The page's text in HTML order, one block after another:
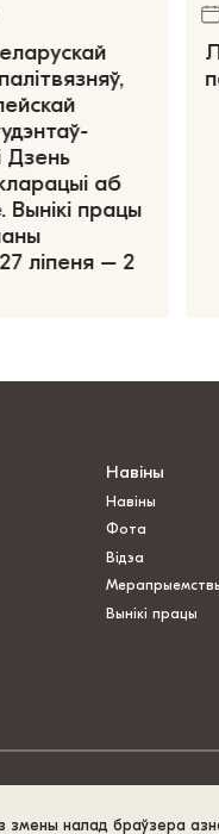
змены налад браўзера
Дзень
аб
Вынікі працы
ліпеня – 2
Навіны
Навіны
Фота
Відэа
Вынікі працы